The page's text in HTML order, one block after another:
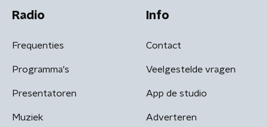
Radio
Frequenties
Programma's
Presentatoren
Muziek
Info
Contact
Veelgestelde vragen
App de studio
Adverteren